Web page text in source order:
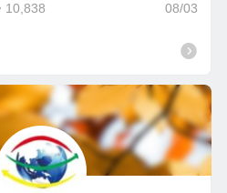
08/03
10,838